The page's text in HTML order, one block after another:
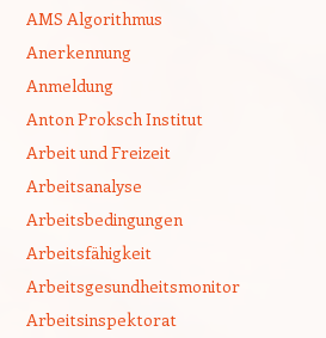
AMS Algorithmus
Anerkennung
Anmeldung
Anton Proksch Institut
Arbeit und Freizeit
Arbeitsanalyse
Arbeitsbedingungen
Arbeitsfähigkeit
Arbeitsgesundheitsmonitor
Arbeitsinspektorat